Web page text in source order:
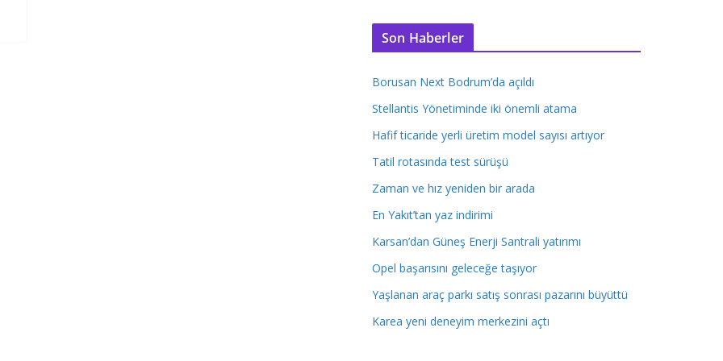
Son Haberler
Borusan Next Bodrum’da açıldı
Stellantis Yönetiminde iki önemli atama
Hafif ticaride yerli üretim model sayısı artıyor
Tatil rotasında test sürüşü
Zaman ve hız yeniden bir arada
En Yakıt’tan yaz indirimi
Karsan’dan Güneş Enerji Santrali yatırımı
Opel başarısını geleceğe taşıyor
Yaşlanan araç parkı satış sonrası pazarını büyüttü
Karea yeni deneyim merkezini açtı